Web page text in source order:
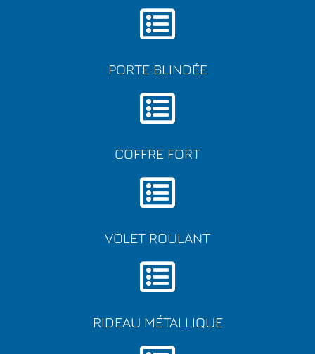
PORTE BLINDÉE
COFFRE FORT
VOLET ROULANT
RIDEAU MÉTALLIQUE